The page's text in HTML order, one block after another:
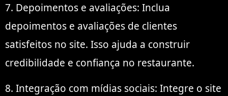
7. Depoimentos e avaliações: Inclua
depoimentos e avaliações de clientes
satisfeitos no site. Isso ajuda a construir
credibilidade e confiança no restaurante.
8. Integração com mídias sociais: Integre o site